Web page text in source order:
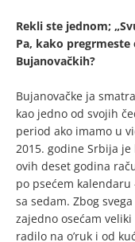
Rekli ste jednom;
Pa, kako
Bujanovačkih?
Bujanovačke ja
kao jedno od svojih
period ako imamo u
2015. godine Srbija
ovih deset godina
po psećem
sa sedam. Zbog
zajedno osećam
radilo na o’ruk i od